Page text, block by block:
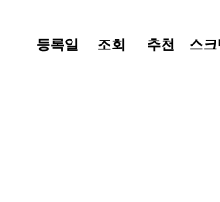
등록일 조회 추천 스